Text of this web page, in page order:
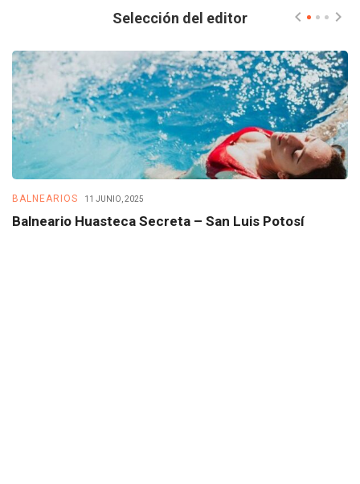
Selección del editor
BALNEARIOS 11 JUNIO, 2025
Balneario Huasteca Secreta – San Luis Potosí